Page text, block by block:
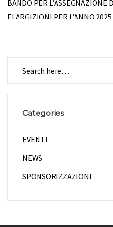
BANDO PER L’ASSEGNAZIONE
ELARGIZIONI PER L’ANNO 2025
Categories
EVENTI
NEWS
SPONSORIZZAZIONI